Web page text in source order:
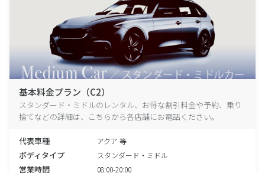
基本料金プラン（C2）
スタンダード・ミドルのレンタル、お得な割引料金や予約、乗り
捨てなどの詳細は、こちらから各店舗にお電話ください。
代表車種 アクア 等
ボディタイプ スタンダード・ミドル
営業時間 08:00-20:00